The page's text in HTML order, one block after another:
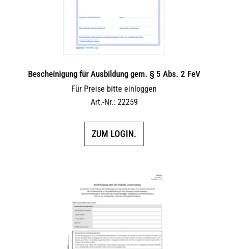
Bescheinigung für Ausbildung gem. § 5 Abs. 2 FeV
Für Preise bitte einloggen
Art.-Nr.: 22259
ZUM LOGIN.